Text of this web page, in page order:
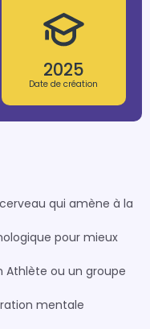
2025
Date de création
qui amène à la
pour mieux
Athlète ou un groupe
mentale